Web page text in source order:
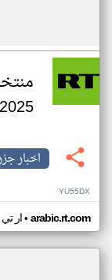
2025 من دور المجموعات
اخبار
YU55DX
ار• arabic.rt.com